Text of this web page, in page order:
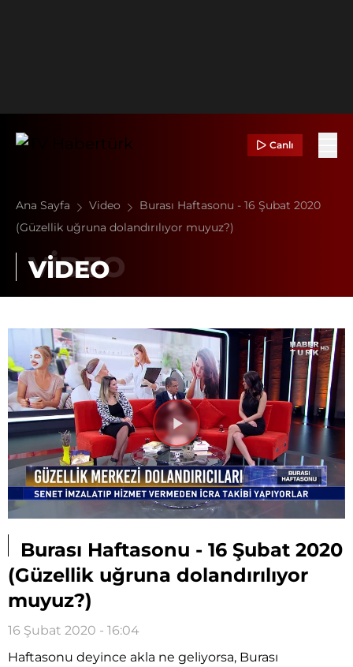
Canlı
Ana Sayfa Video
Burası Haftasonu - 16 Şubat 2020
(Güzellik uğruna dolandırılıyor muyuz?)
VİDEO
Videoyu
Oynat
Burası Haftasonu - 16 Şubat 2020
(Güzellik uğruna dolandırılıyor
muyuz?)
16 Şubat 2020 - 16:04
Haftasonu deyince akla ne geliyorsa, Burası